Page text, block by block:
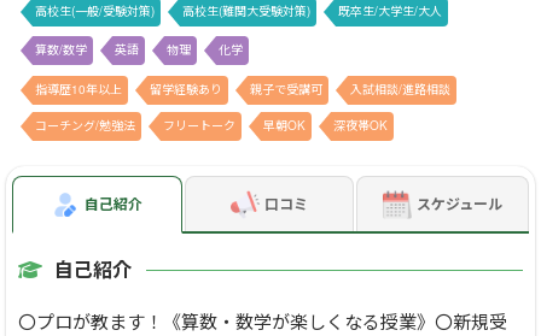
高校生(一般/受験対策) 高校生(難関大受験対策) 既卒生/大学生/大人
算数/数学 英語 物理 化学
指導歴10年以上 留学経験あり 親子で受講可 入試相談/進路相談
コーチング/勉強法 フリートーク 早朝OK 深夜帯OK
自己紹介 口コミ スケジュール
自己紹介
〇プロが教ます！《算数・数学が楽しくなる授業》〇新規受